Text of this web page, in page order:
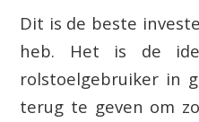
Dit is de beste
heb. Het is de
rolstoelgebruiker in
terug te geven om